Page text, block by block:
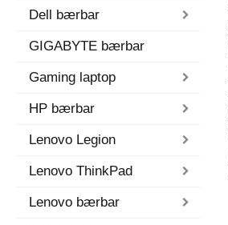
Dell bærbar
GIGABYTE bærbar
Gaming laptop
HP bærbar
Lenovo Legion
Lenovo ThinkPad
Lenovo bærbar